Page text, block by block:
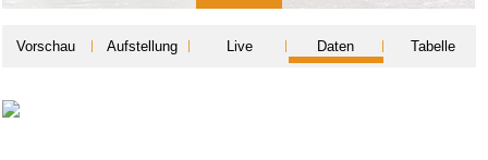
Vorschau Aufstellung Live Daten Tabelle